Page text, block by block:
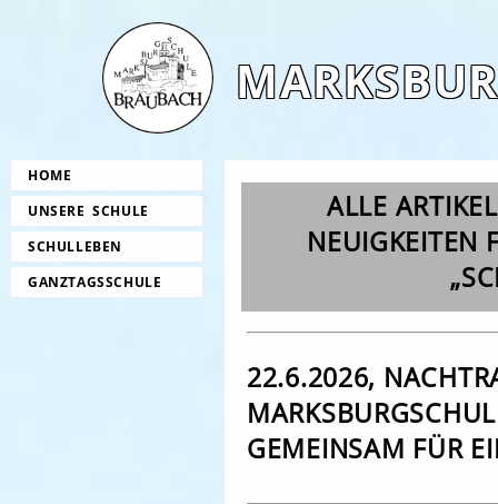
HOME
UNSERE SCHULE
SCHULLEBEN
GANZTAGSSCHULE
ALLE
NEUIGKEITEN
22.6.2026,
GEMEINSAM FÜR